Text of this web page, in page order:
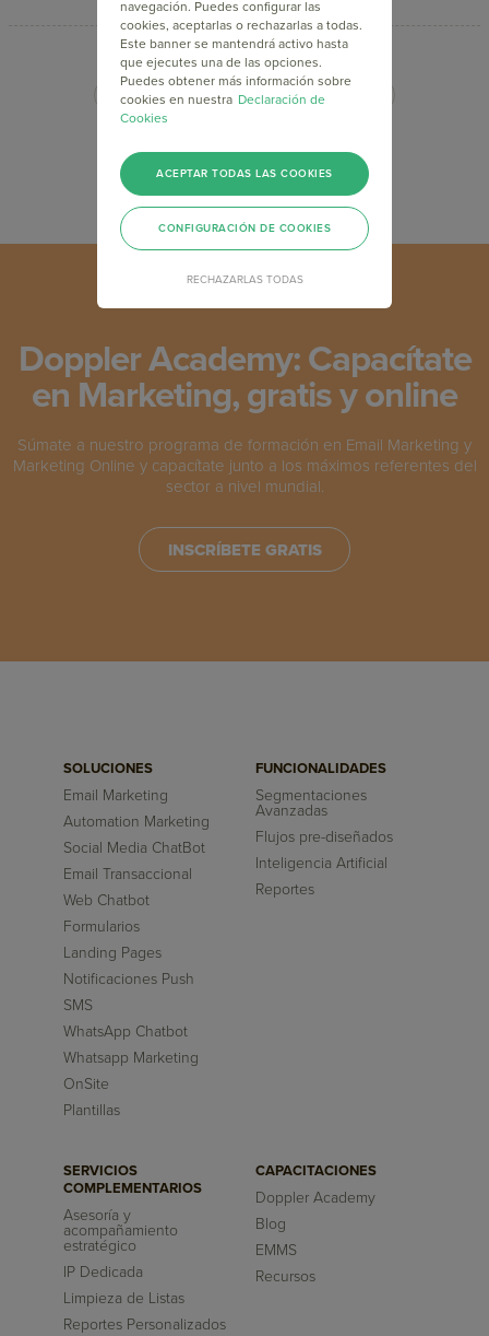
... ... 20 ...
Doppler Academy: Capacítate
en Marketing, gratis y online
Súmate a nuestro programa de formación en Email Marketing y
Marketing Online y capacítate junto a los máximos referentes del
sector a nivel mundial.
INSCRÍBETE GRATIS
SOLUCIONES
Email Marketing
Automation Marketing
Social Media ChatBot
Email Transaccional
Web Chatbot
Formularios
Landing Pages
Notificaciones Push
SMS
WhatsApp Chatbot
Whatsapp Marketing
OnSite
Plantillas
FUNCIONALIDADES
Segmentaciones
Avanzadas
Flujos pre-diseñados
Inteligencia Artificial
Reportes
SERVICIOS
COMPLEMENTARIOS
Asesoría y
acompañamiento
estratégico
IP Dedicada
Limpieza de Listas
Reportes Personalizados
CAPACITACIONES
Doppler Academy
Blog
EMMS
Recursos
navegación. Puedes configurar las
cookies, aceptarlas o rechazarlas a todas.
Este banner se mantendrá activo hasta
que ejecutes una de las opciones.
Puedes obtener más información sobre
cookies en nuestra Declaración de
Cookies
RECHAZARLAS TODAS
ACEPTAR TODAS LAS COOKIES
CONFIGURACIÓN DE COOKIES